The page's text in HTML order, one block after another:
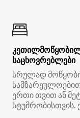
საცხოვრებლები
სრულად
ერთი თვით ან
სტუმრობისთვის.